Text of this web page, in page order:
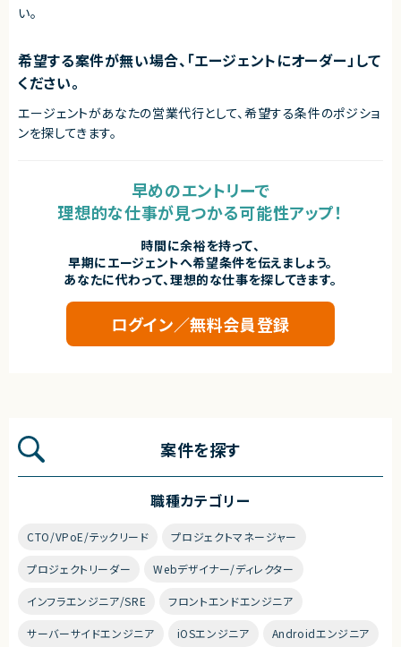
い。
希望する案件が無い場合、「エージェントにオーダー」して
ください。
エージェントがあなたの営業代行として、希望する条件のポジショ
ンを探してきます。
早めのエントリーで
理想的な仕事が見つかる可能性アップ！
時間に余裕を持って、
早期にエージェントへ希望条件を伝えましょう。
あなたに代わって、理想的な仕事を探してきます。
ログイン／無料会員登録
案件を探す
職種カテゴリー
CTO/VPoE/テックリード プロジェクトマネージャー
プロジェクトリーダー Webデザイナー/ディレクター
インフラエンジニア/SRE フロントエンドエンジニア
サーバーサイドエンジニア iOSエンジニア Androidエンジニア